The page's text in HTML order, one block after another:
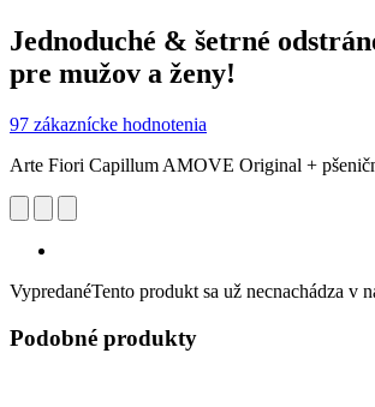
Jednoduché & šetrné
pre mužov a ženy!
97 zákaznícke hodnotenia
Arte Fiori Capillum AMOVE Original +
VypredanéTento produkt sa už necnachádza v
Podobné produkty